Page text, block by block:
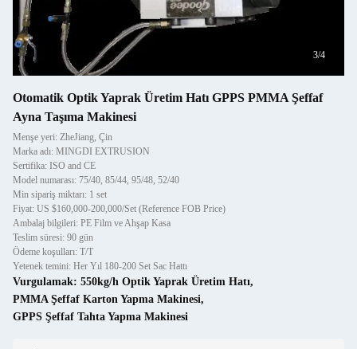
3/4
Otomatik Optik Yaprak Üretim Hatı GPPS PMMA Şeffaf
Ayna Taşıma Makinesi
Menşe yeri: ZheJiang, Çin
Marka adı: MINGDI EXTRUSION
Sertifika: ISO and CE
Model numarası: 75/40, 85/44, 95/48, 52/40
Min sipariş miktarı: 1 set
Fiyat: US $160,000-200,000/Set (Reference FOB Price)
Ambalaj bilgileri: PE Film ve Ahşap Kasa
Teslim süresi: 90 gün
Ödeme koşulları: T/T
Yetenek temini: Her Yıl 180-200 Set Sac Hattı
Vurgulamak: 550kg/h Optik Yaprak Üretim Hatı,
PMMA Şeffaf Karton Yapma Makinesi,
GPPS Şeffaf Tahta Yapma Makinesi